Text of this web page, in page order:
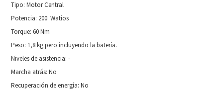
Tipo: Motor Central
Potencia: 200 Watios
Torque: 60 Nm
Peso: 1,8 kg pero incluyendo la batería.
Niveles de asistencia: -
Marcha atrás: No
Recuperación de energía: No